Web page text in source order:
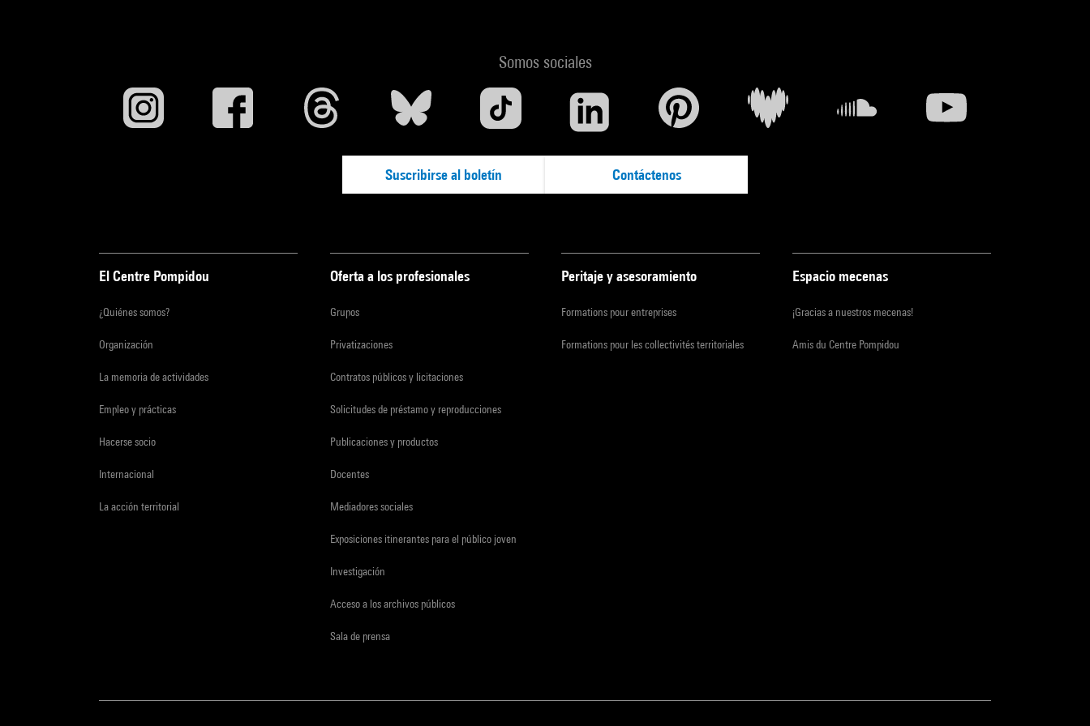
Somos sociales
Suscribirse al boletín Contáctenos
El Centre Pompidou
¿Quiénes somos?
Organización
La memoria de actividades
Empleo y prácticas
Hacerse socio
Internacional
La acción territorial
Oferta a los profesionales
Grupos
Privatizaciones
Contratos públicos y licitaciones
Solicitudes de préstamo y reproducciones
Publicaciones y productos
Docentes
Mediadores sociales
Exposiciones itinerantes para el público joven
Investigación
Acceso a los archivos públicos
Sala de prensa
Peritaje y asesoramiento
Formations pour entreprises
Formations pour les collectivités territoriales
Espacio mecenas
¡Gracias a nuestros mecenas!
Amis du Centre Pompidou